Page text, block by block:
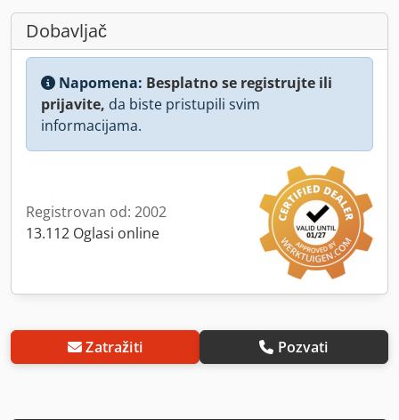
Dobavljač
Napomena: Besplatno se registrujte ili
prijavite, da biste pristupili svim
informacijama.
Registrovan od: 2002
13.112 Oglasi online
Zatražiti Pozvati